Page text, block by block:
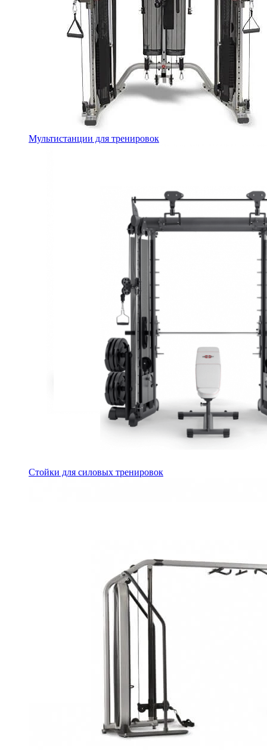
Мультистанции для тренировок
Стойки для силовых тренировок